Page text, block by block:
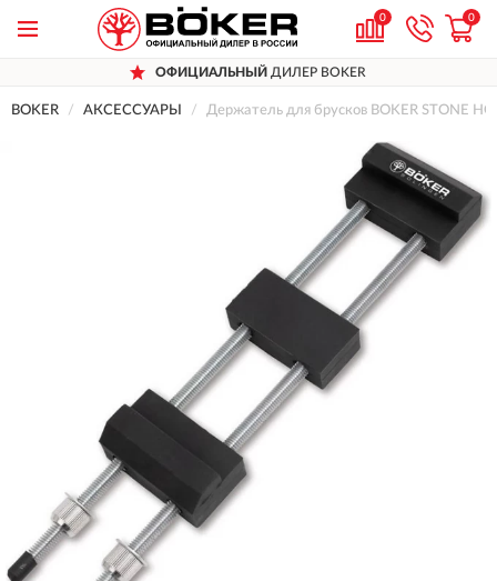
0 0
ОФИЦИАЛЬНЫЙ ДИЛЕР BOKER
BOKER АКСЕССУАРЫ Держатель для брусков BOKER STONE